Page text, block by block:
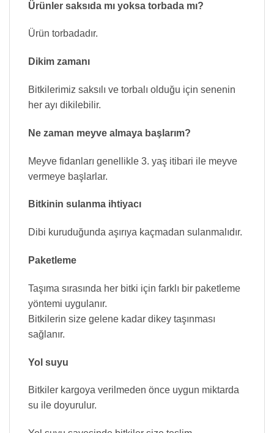
Ürünler saksıda mı yoksa torbada mı?
Ürün torbadadır.
Dikim zamanı
Bitkilerimiz saksılı ve torbalı olduğu için senenin
her ayı dikilebilir.
Ne zaman meyve almaya başlarım?
Meyve fidanları genellikle 3. yaş itibari ile meyve
vermeye başlarlar.
Bitkinin sulanma ihtiyacı
Dibi kuruduğunda aşırıya kaçmadan sulanmalıdır.
Paketleme
Taşıma sırasında her bitki için farklı bir paketleme
yöntemi uygulanır.
Bitkilerin size gelene kadar dikey taşınması
sağlanır.
Yol suyu
Bitkiler kargoya verilmeden önce uygun miktarda
su ile doyurulur.